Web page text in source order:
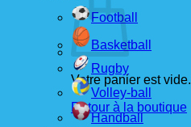
Votre panier est vide.
Retour à la boutique
Football
Basketball
Rugby
Volley-ball
Handball